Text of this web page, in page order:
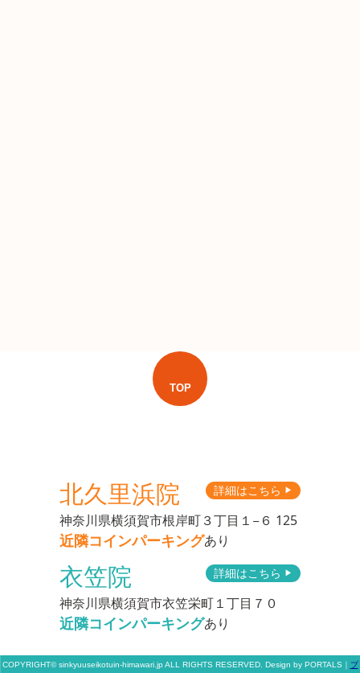
TOP
北久里浜院 詳細はこちら ▶︎
神奈川県横須賀市根岸町３丁目１−６ 125
近隣コインパーキングあり
衣笠院 詳細はこちら ▶︎
神奈川県横須賀市衣笠栄町１丁目７０
近隣コインパーキングあり
COPYRIGHT© sinkyuuseikotuin-himawari.jp ALL RIGHTS RESERVED. Design by PORTALS ｜ プ